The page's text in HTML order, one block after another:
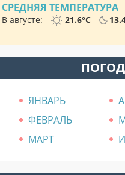
СРЕДНЯЯ ТЕМПЕРАТУРА
В августе: 21.6°C
ЯНВАРЬ
ФЕВРАЛЬ
МАРТ